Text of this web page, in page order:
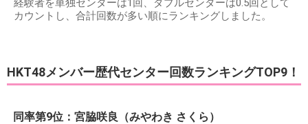
カウントし、合計回数が多い順にランキングしました。
HKT48メンバー歴代センター回数ランキングTOP9！
同率第9位：宮脇咲良（みやわき さくら）